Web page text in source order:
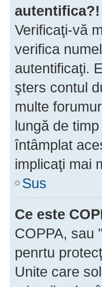
autentifica?!
Verificaţi-vă
verifica
autentificaţi.
şters contul
multe
lungă de
întâmplat
implicaţi mai
Sus
Ce este
COPPA, sau
penrtu
Unite care